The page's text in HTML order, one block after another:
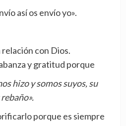
así os envío yo».
con Dios.
y gratitud porque
hizo y somos suyos, su
porque es siempre